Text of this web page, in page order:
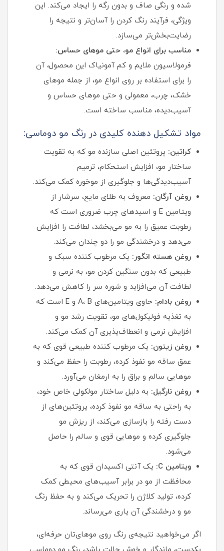
شده و رنگی صاف و بدون رگه را ایجاد می‌کند. این
ویژگی، فرآیند رنگ کردن را آسان‌تر و نتیجه را
رضایت‌بخش‌تر می‌سازد.
مناسب برای انواع مو، حتی موهای حساس:
فرمولاسیون ملایم و کم‌ آمونیاک این محصول، آن
را برای استفاده بر روی انواع مو، از جمله موهای
خشک، چرب، معمولی و حتی موهای حساس و
آسیب‌دیده، مناسب ساخته است.
مواد تشکیل دهنده کلیدی در رنگ مو دوماسی:
کراتین: پروتئین اصلی سازنده مو که به تقویت
ساختار مو، افزایش استحکام، ترمیم
آسیب‌دیدگی‌ها و جلوگیری از موخوره کمک می‌کند.
روغن آرگان: معروف به طلای مایع، سرشار از
ویتامین E و اسیدهای چرب ضروری است که
رطوبت عمیق را به مو می‌بخشد، لطافت را افزایش
می‌دهد و درخشندگی مو را دو چندان می‌کند.
روغن هسته انگور: یک مرطوب‌ کننده سبک و
طبیعی که بدون سنگین کردن مو، به نرمی و
لطافت آن می‌افزاید و شوره سر را کاهش می‌دهد.
روغن بادام:
حاوی ویتامین‌های A، B و E است که
به تغذیه فولیکول‌های مو، تقویت رشد مو و
افزایش نرمی و انعطاف‌پذیری آن کمک می‌کند.
روغن زیتون: یک مرطوب‌ کننده طبیعی قوی که به
عمق ساقه مو نفوذ کرده، رطوبت را حفظ می‌کند و
موهایی سالم و براق را به ارمغان می‌آورد.
روغن نارگیل: به دلیل ساختار مولکولی خاص خود،
به راحتی به ساقه مو نفوذ کرده، پروتئین‌های از
دست رفته را بازسازی می‌کند، از ریزش مو
جلوگیری کرده و موهایی قوی و سالم را حاصل
می‌شود.
ویتامین C:
یک آنتی‌ اکسیدان قوی که به
محافظت از مو در برابر آسیب‌های محیطی کمک
کرده، تولید کلاژن را تحریک می‌کند و به حفظ رنگ
مو و درخشندگی آن یاری می‌رساند.
اگر می‌خواهید نتیجه‌ی رنگ روی موهای‌تان حرفه‌ای،